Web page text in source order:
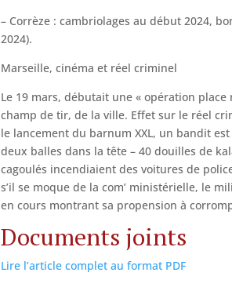
– Corrèze : cambriolages au début 2024,
2024).
Marseille, cinéma et réel criminel
Le 19 mars, débutait une « opération
champ de tir, de la ville. Effet sur le réel
le lancement du barnum XXL, un bandit
deux balles dans la tête – 40 douilles de
cagoulés incendiaient des voitures de
s’il se moque de la com’ ministérielle, le
en cours montrant sa propension à
Documents joints
Lire l’article complet au format PDF